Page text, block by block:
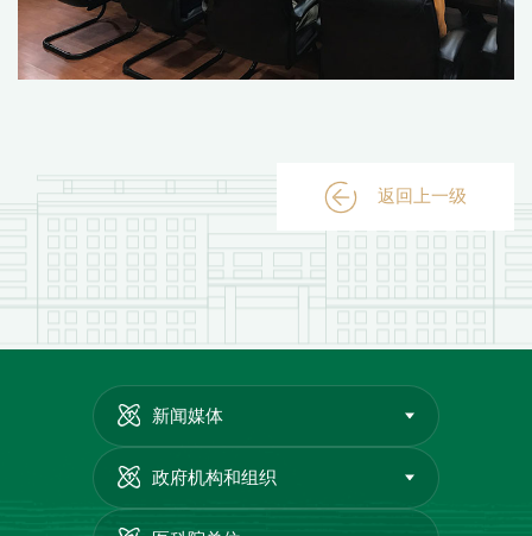
返回上一级
新闻媒体
政府机构和组织